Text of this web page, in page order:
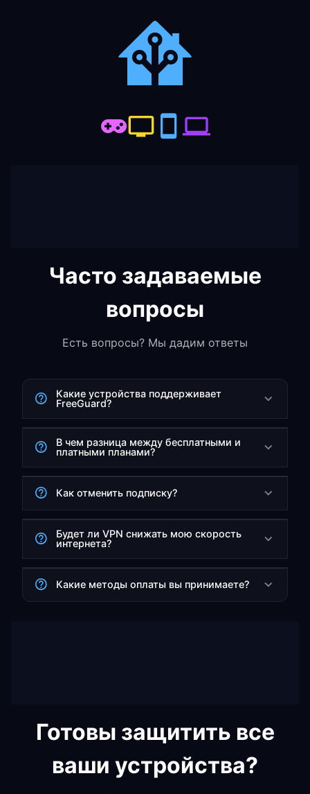
Часто задаваемые
вопросы
Есть вопросы? Мы дадим ответы
Какие устройства поддерживает
FreeGuard?
В чем разница между бесплатными и
платными планами?
Как отменить подписку?
Будет ли VPN снижать мою скорость
интернета?
Какие методы оплаты вы принимаете?
Готовы защитить все
ваши устройства?